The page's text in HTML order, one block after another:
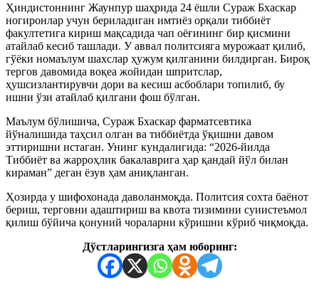
Ҳиндистоннинг Жаунпур шаҳрида 24 ёшли Сураж Бхаскар
ногиронлар учун бериладиган имтиёз орқали тиббиёт
факултетига кириш мақсадида чап оёғининг бир қисмини
атайлаб кесиб ташлади. У аввал политсияга мурожаат қилиб,
гўёки номаълум шахслар ҳужум қилганини билдирган. Бироқ
тергов давомида воқеа жойидан шпритслар,
ҳушсизлантирувчи дори ва кесиш асбоблари топилиб, бу
ишни ўзи атайлаб қилгани фош бўлган.
Маълум бўлишича, Сураж Бхаскар фарматсевтика
йўналишида таҳсил олган ва тиббиётда ўқишни давом
эттиришни истаган. Унинг кундалигида: “2026-йилда
Тиббиёт ва жарроҳлик бакалаврига ҳар қандай йўл билан
кираман” деган ёзув ҳам аниқланган.
Ҳозирда у шифохонада даволанмоқда. Политсия сохта баёнот
бериш, терговни адаштириш ва квота тизимини суиистеъмол
қилиш бўйича қонуний чораларни кўришни кўриб чиқмоқда.
Дўстларингизга ҳам юборинг: